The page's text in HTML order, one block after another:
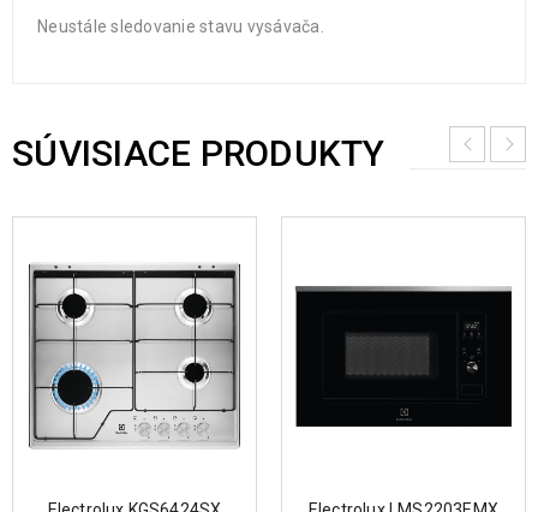
Neustále sledovanie stavu vysávača.
SÚVISIACE PRODUKTY